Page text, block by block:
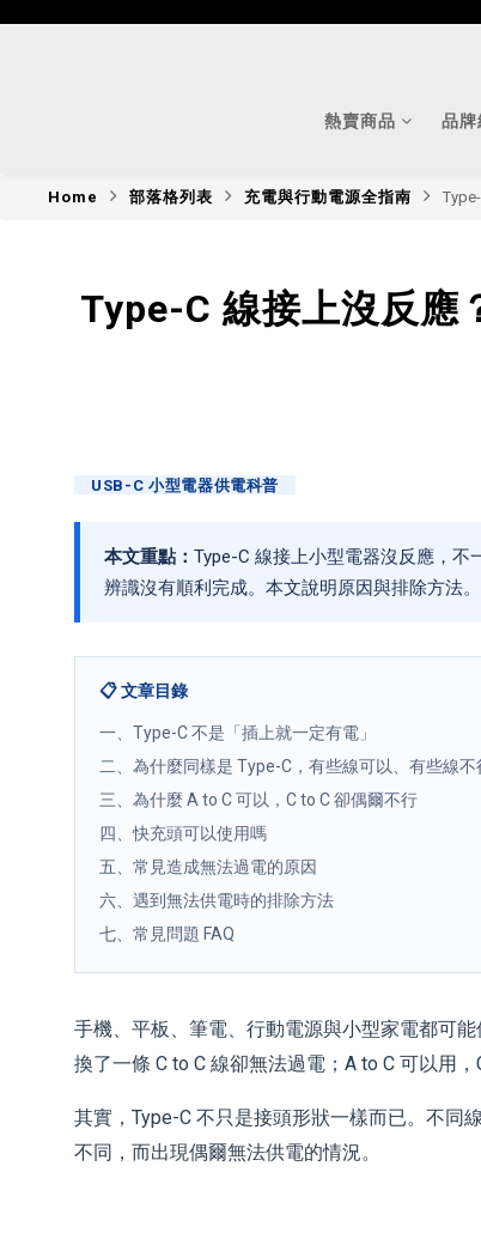
熱賣商品 品牌
Home 部落格列表 充電與行動電源全指南
Type-C 線接上沒反應
USB-C 小型電器供電科普
本文重點： Type-C 線接上小型電器沒反應，
辨識沒有順利完成。本文說明原因與排除方法。
📋 文章目錄
一、Type-C 不是「插上就一定有電」
二、為什麼同樣是 Type-C，有些線可以、有些線不
三、為什麼 A to C 可以，C to C 卻偶爾不行
四、快充頭可以使用嗎
五、常見造成無法過電的原因
六、遇到無法供電時的排除方法
七、常見問題 FAQ
手機、平板、筆電、行動電源與小型家電都可
換了一條 C to C 線卻無法過電；A to C 可以用，
其實，Type-C 不只是接頭形狀一樣而已。不同
不同，而出現偶爾無法供電的情況。